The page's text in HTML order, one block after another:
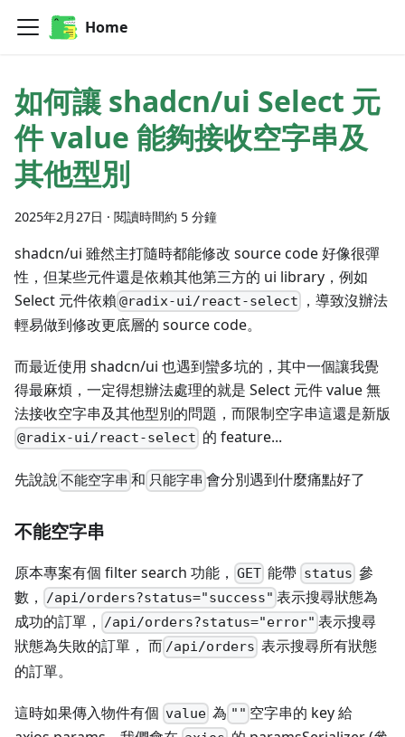
Home
如何讓 shadcn/ui Select 元
件 value 能夠接收空字串及
其他型別
2025年2月27日 · 閱讀時間約 5 分鐘
shadcn/ui 雖然主打隨時都能修改 source code 好像很彈
性，但某些元件還是依賴其他第三方的 ui library，例如
Select 元件依賴 @radix-ui/react-select
，導致沒辦法
輕易做到修改更底層的 source code。
而最近使用 shadcn/ui 也遇到蠻多坑的，其中一個讓我覺
得最麻煩，一定得想辦法處理的就是 Select 元件 value 無
法接收空字串及其他型別的問題，而限制空字串這還是新版
@radix-ui/react-select 的 feature...
先說說 不能空字串 和 只能字串 會分別遇到什麼痛點好了
不能空字串
原本專案有個 filter search 功能， GET 能帶 status 參
數，
/api/orders?status="success" 表示搜尋狀態為
成功的訂單，
/api/orders?status="error" 表示搜尋
狀態為失敗的訂單， 而 /api/orders 表示搜尋所有狀態
的訂單。
這時如果傳入物件有個 value 為 "" 空字串的 key 給